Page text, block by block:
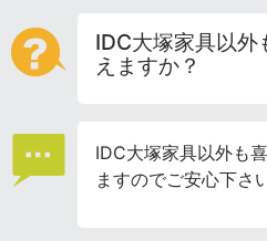
IDC大塚家具以外
えますか？
IDC大塚家具以外も
ますのでご安心下さい